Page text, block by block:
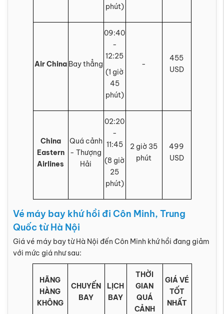
phút)
Air China Bay thẳng
09:40
-
12:25
(1 giờ
45
phút)
-
455
USD
China
Eastern
Airlines
Quá cảnh
- Thượng
Hải
02:20
-
11:45
(8 giờ
25
phút)
2 giờ 35
phút
499
USD
Vé máy bay khứ hồi đi Côn Minh, Trung
Quốc từ Hà Nội
Giá vé máy bay từ Hà Nội đến Côn Minh khứ hồi đang giảm
với mức giá như sau:
HÃNG
HÀNG
KHÔNG
CHUYẾN
BAY
LỊCH
BAY
THỜI
GIAN
QUÁ
CẢNH
GIÁ VÉ
TỐT
NHẤT